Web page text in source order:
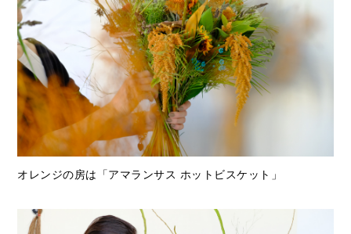
オレンジの房は「アマランサス ホットビスケット」